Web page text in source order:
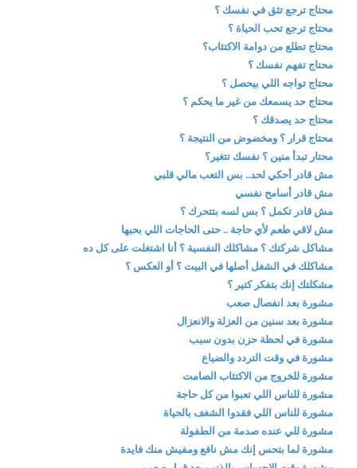
محتاج ترجع تثق في نفسك ؟
محتاج ترجع تحب الحياة ؟
محتاج تطلع من دوامة الاكتئاب؟
محتاج تفهم نفسك ؟
محتاج تواجه اللي بيحصل ؟
محتاج حد يسمعك من غير ما يحكم ؟
محتاج حد يصدقك ؟
محتاج قرار ؟ ومخضوض من النتيجة ؟
محتار تبدأ منين ؟ نفسك تتغير؟
مش قادر أحكي لحد.. بس التعب مالي قلبي
مش قادر أسامح نفسي
مش قادر تكمل ؟ بس لسه بتتحرك ؟
مش لاقي طعم لأي حاجة .. حتى الحاجات اللي بحبها
مشاكل شركتك ؟ مشاكلك النفسية ؟ أنا اشتغلت على كل ده
مشاكلك في الشغل أصلها في البيت ؟ أو العكس ؟
مشكلتك إنك بتفكر كتير ؟
مشورة بعد انفصال صعب
مشورة بعد سنين من العزلة والانعزال
مشورة في لحظة حزن بدون سبب
مشورة في وقت التردد والضياع
مشورة للخروج من الاكتئاب الصامت
مشورة للناس اللي تعبوا من كل حاجة
مشورة للناس اللي فقدوا الشغف بالحياة
مشورة للي عنده صدمة من الطفولة
مشورة لما بتحس إنك مش نافع ومفيش منك فايدة